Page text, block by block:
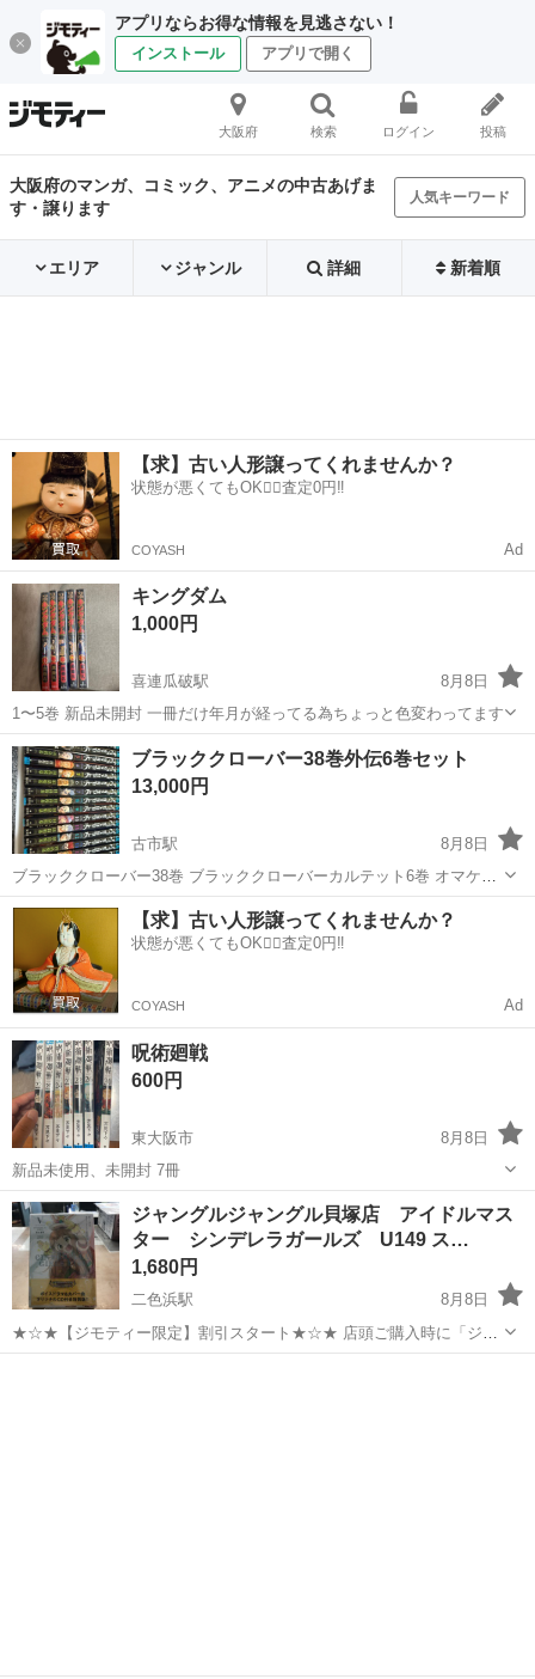
アプリならお得な情報を見逃さない！
インストール アプリで開く
大阪府 検索 ログイン 投稿
大阪府のマンガ、コミック、アニメの中古あげま
す・譲ります
人気キーワード
エリア ジャンル 詳細 新着順
【求】古い人形譲ってくれませんか？
状態が悪くてもOK🙆‍♀️査定0円‼️
COYASH Ad
キングダム
1,000円
喜連瓜破駅
8月8日
1〜5巻 新品未開封 一冊だけ年月が経ってる為ちょっと色変わってます
大阪 大阪市 喜連瓜破駅 マンガ、コミック、アニメ
キングダム
ブラッククローバー38巻外伝6巻セット
13,000円
古市駅
8月8日
ブラッククローバー38巻 ブラッククローバーカルテット6巻 オマケ夏
コミックカード ブラッククローバーカード 全て初版になります ブッ
クストッカーに入れて大切に保管してました 初版でこの綺麗さはない
と思いますのでよろし...
大阪 羽曳野市 古市駅 マンガ、コミック、アニメ
【求】古い人形譲ってくれませんか？
状態が悪くてもOK🙆‍♀️査定0円‼️
COYASH Ad
呪術廻戦
600円
東大阪市
8月8日
新品未使用、未開封 7冊
大阪 東大阪市 マンガ、コミック、アニメ
ジャングルジャングル貝塚店 アイドルマス
ター シンデレラガールズ U149 ス…
1,680円
二色浜駅
8月8日
★☆★【ジモティー限定】割引スタート★☆★ 店頭ご購入時に「ジモ
ティーを見た」とお伝え頂くと 【店頭価格より 3%OFF！】にてご購